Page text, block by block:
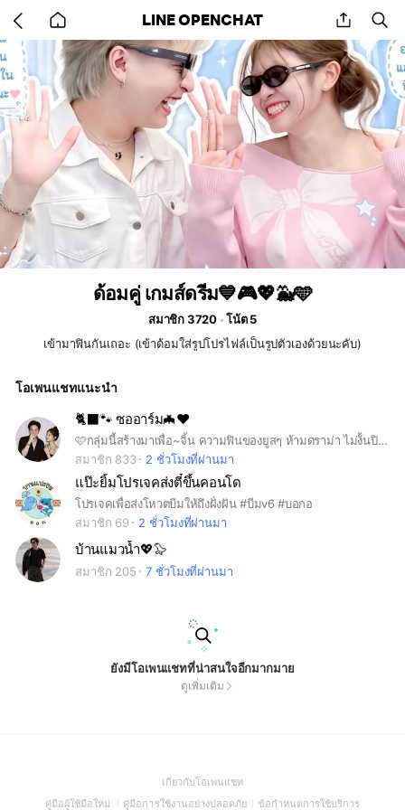
back
to
home
LINE OPENCHAT share
ด้อมคู่ เกมส์ดรีม💙🎮💖🐳🩵
สมาชิก 3720
โน้ต 5
เข้ามาฟินกันเถอะ (เข้าด้อมใส่รูปโปรไฟล์เป็นรูปตัวเองด้วยนะคับ)
โอเพนแชทแนะนำ
🐈‍⬛🐾 ซออาร์ม🦇❤️
🩷กลุ่มนี้สร้างมาเพื่อ~จิ้น ความฟินของยูสๆ ห้ามดราม่า ไม่ง้้นปิดกลุ่ม 🤏🏻
สมาชิก 833
2 ชั่วโมงที่ผ่านมา
แป๊ะยิ้มโปรเจคส่งตี๋ขึ้นคอนโด
โปรเจคเพื่อส่งโหวตบีมให้ถึงฝั่งฝัน #บีมv6 #บอกอ
สมาชิก 69
2 ชั่วโมงที่ผ่านมา
บ้านแมวน้ำ💖🦭
สมาชิก 205 7 ชั่วโมงที่ผ่านมา
ยังมีโอเพนแชทที่น่าสนใจอีกมากมาย
ดูเพิ่มเติม
เกี่ยวกับโอเพนแชท(Open
in
คู่มือผู้ใช้มือใหม่ (Open
คู่มือการใช้งานอย่างปลอดภัย(Open
ข้อกำหนดการใช้บริการ(Open